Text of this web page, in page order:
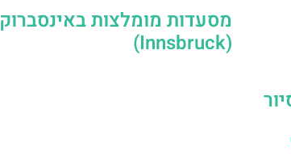
מסעדות מומלצות באינסברוק
(Innsbruck)